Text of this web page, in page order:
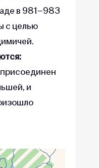
в 981–983
с целью
и